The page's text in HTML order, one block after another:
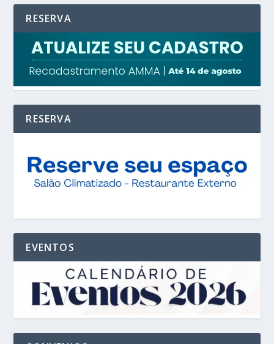
RESERVA
RESERVA
EVENTOS